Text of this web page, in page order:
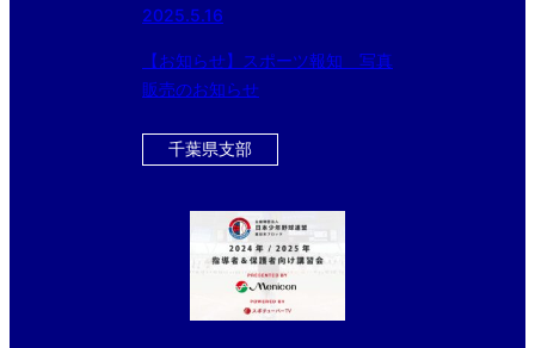
2025.5.16
【お知らせ】スポーツ報知 写真
販売のお知らせ
千葉県支部